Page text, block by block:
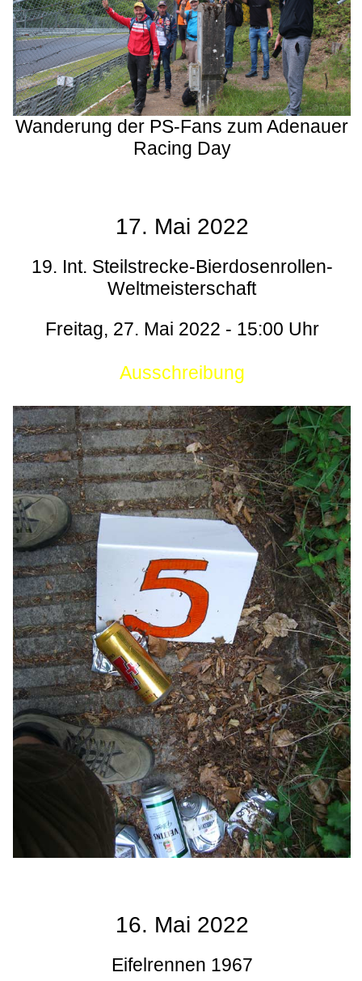
Wanderung der PS-Fans zum Adenauer
Racing Day
17. Mai 2022
19. Int. Steilstrecke-Bierdosenrollen-
Weltmeisterschaft
Freitag, 27. Mai 2022 - 15:00 Uhr
Ausschreibung
16. Mai 2022
Eifelrennen 1967